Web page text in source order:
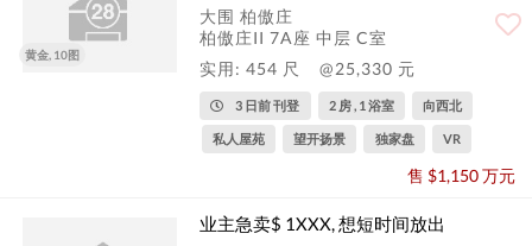
黄金, 10图
大围 柏傲庄
柏傲庄II 7A座 中层 C室
实用: 454 尺
@25,330 元
3 日前 刊登 2 房 , 1 浴室 向西北
私人屋苑 望开扬景 独家盘 VR
售 $1,150 万元
业主急卖$ 1XXX, 想短时间放出